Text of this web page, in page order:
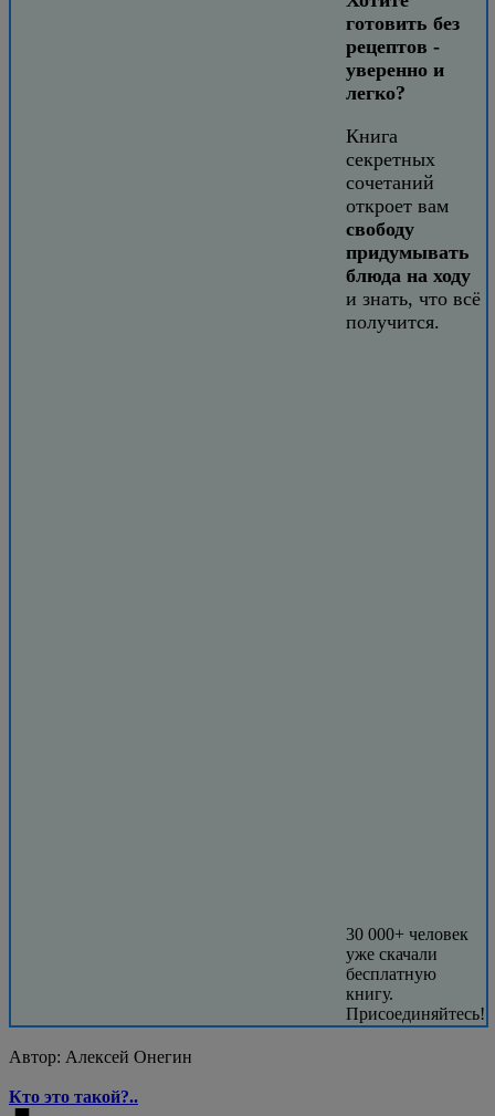
готовить без
рецептов -
уверенно и
легко?
Книга
секретных
сочетаний
откроет вам
свободу
придумывать
блюда на ходу
и знать, что всё
получится.
30 000+ человек
уже скачали
бесплатную
книгу.
Присоединяйтесь!
Автор: Алексей Онегин
Кто это такой?..